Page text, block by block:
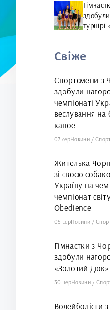
світу з
Свіже
Спортсмени з
здобули
чемпіонаті
веслування на
каное
07 серНовини /Спорт
Жителька
зі своєю
Україну на
чемпіонат
Obedience
05 серНовини /
Гімнастки з
здобули
«Золотий Дюк»
30 черНовини /
Волейболісти